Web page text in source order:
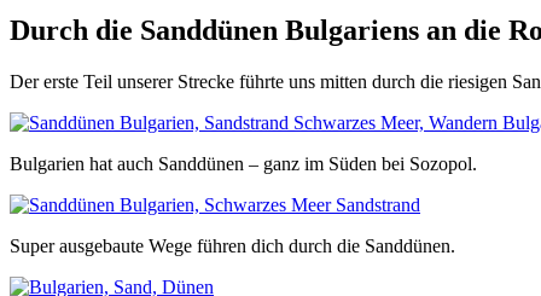
Durch die Sanddünen Bulgariens an die
Der erste Teil unserer Strecke führte uns mitten durch die riesigen
Bulgarien hat auch Sanddünen – ganz im Süden bei Sozopol.
Super ausgebaute Wege führen dich durch die Sanddünen.